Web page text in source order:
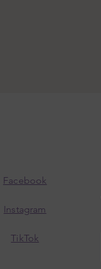
Facebook
Instagram
TikTok